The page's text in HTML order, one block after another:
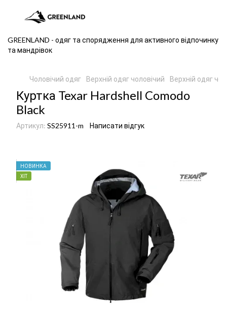
GREENLAND - одяг та спорядження для активного відпочинку
та мандрівок
Чоловічий одяг Верхній одяг чоловічий Верхній одяг
Куртка Texar Hardshell Comodo
Black
Артикул: SS25911-m Написати відгук
НОВИНКА
ХІТ